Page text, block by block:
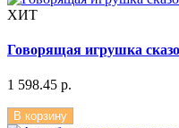
ХИТ
Говорящая игрушка
1 598.45 р.
В корзину